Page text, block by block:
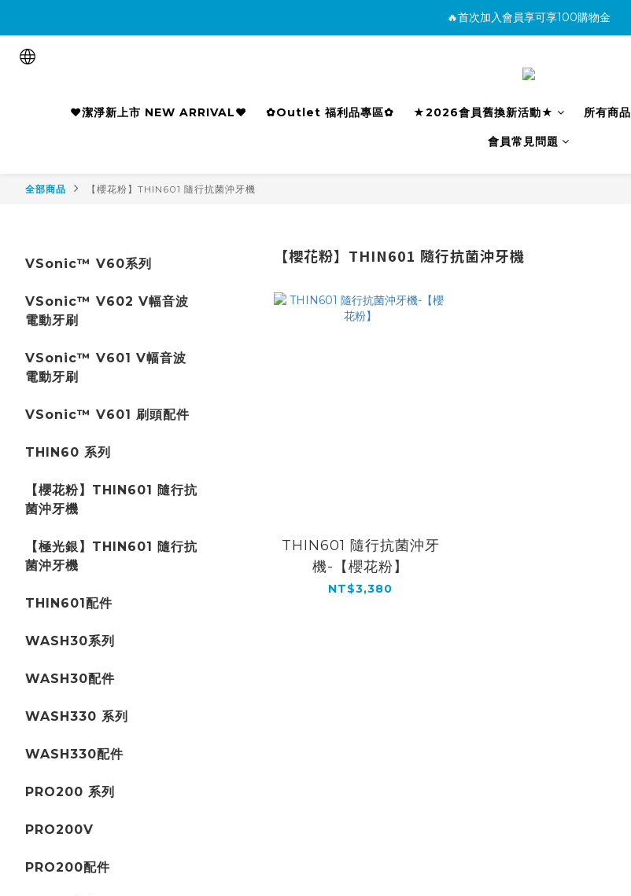
消費滿500免運
🔥首次加入會員享可享100購物金
❤潔淨新上市 NEW ARRIVAL❤
✿Outlet 福利品專區✿ ★2026會員舊換新活動★ 所有商品
會員常見問題
全部商品 【櫻花粉】THIN601 隨行抗菌沖牙機
VSonic™ V60系列
VSonic™ V602 V幅音波
電動牙刷
VSonic™ V601 V幅音波
電動牙刷
VSonic™ V601 刷頭配件
THIN60 系列
【櫻花粉】THIN601 隨行抗
菌沖牙機
【極光銀】THIN601 隨行抗
菌沖牙機
THIN601配件
WASH30系列
WASH30配件
WASH330 系列
WASH330配件
PRO200 系列
PRO200V
PRO200配件
【櫻花粉】THIN601 隨行抗菌沖牙機
THIN601 隨行抗菌沖牙
機-【櫻花粉】
NT$3,380